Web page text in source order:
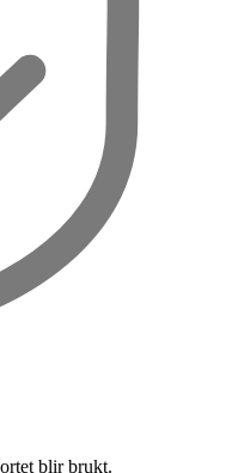
blir brukt.